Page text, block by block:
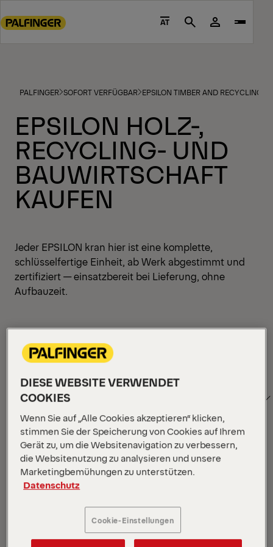
to
footer
AT Search
PALFINGER SOFORT VERFÜGBAR EPSILON TIMBER AND RECYCLING
EPSILON HOLZ-,
RECYCLING- UND
BAUWIRTSCHAFT
KAUFEN
Jeder EPSILON kran hier ist eine komplette,
schlüsselfertige Einheit, ab Werk abgestimmt und
zertifiziert — einsatzbereit bei Lieferung, ohne
Aufbauzeit.
Filter anzeigen
Filter anzeigen
Filter anzeigen
Filter anzeigen
SORTIEREN
NACH
Wird geladen …
DIESE WEBSITE VERWENDET
COOKIES
Wenn Sie auf „Alle Cookies akzeptieren“ klicken,
stimmen Sie der Speicherung von Cookies auf Ihrem
Gerät zu, um die Websitenavigation zu verbessern,
die Websitenutzung zu analysieren und unsere
Marketingbemühungen zu unterstützen.
Datenschutz
Cookie-Einstellungen